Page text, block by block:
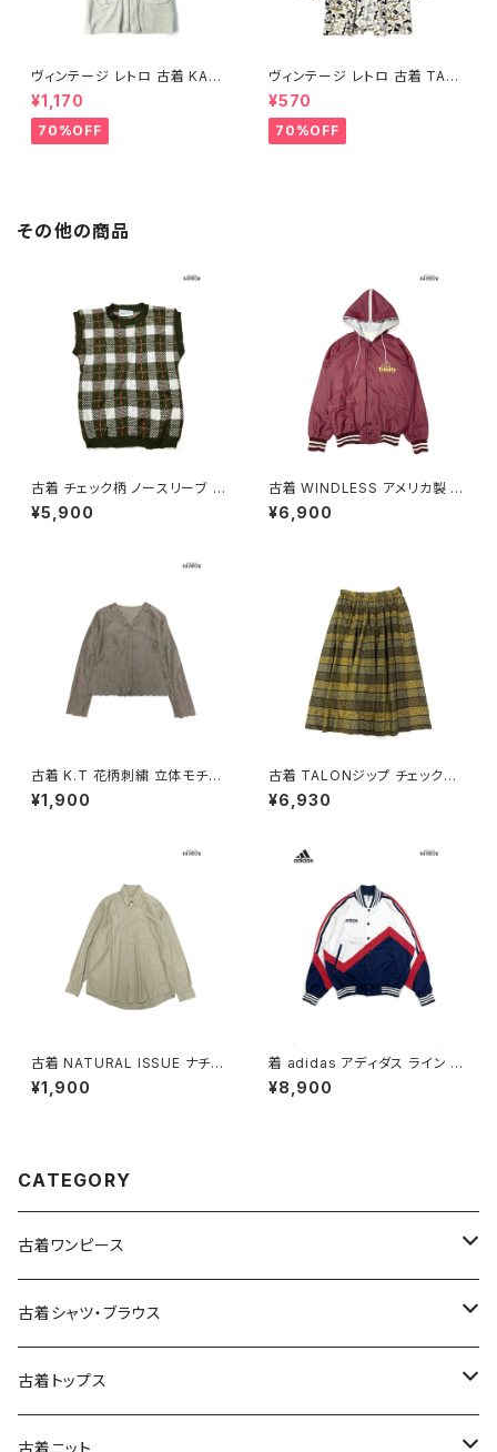
ヴィンテージ レトロ 古着 KARI
STEN BLAKE アメリカ製 無地
ウール アウター ガウン 白 グレ
ー (ttu2310037)
¥1,170
70%OFF
ヴィンテージ レトロ 古着 TAU
RUS 総柄 アウター 柄羽織り 白
ベージュ (ttu2310004)
¥570
70%OFF
その他の商品
古着 チェック柄 ノースリーブ ベ
スト 緑 (ttu2501125)
¥5,900
古着 WINDLESS アメリカ製 前
開き 無地 ワンポイント ナイロ
ン100％ 長袖 アウター ライトジ
¥6,900
古着 K.T 花柄刺繍 立体モチー
フ 前開き 無地 リネン 長袖 ブラ
ウス こげ茶 (ttu2509069)
¥1,900
古着 TALONジップ チェック柄
コットン 膝丈 スカート 黄 (ba2
607010)
¥6,930
古着 NATURAL ISSUE ナチュ
ラルイシュー 前開き 無地 コット
ン100％ 長袖 シャツ ベージュ
¥1,900
着 adidas アディダス ライン メ
ッシュ ロゴ 刺繍 前開き 無地 長
袖 アウター ライトジャケット 白
¥8,900
CATEGORY
古着ワンピース
古着長袖ワンピース
古着半袖ワンピース
古着ノースリーブワンピース
古着シャツ・ブラウス
古着長袖シャツ・ブラウス
古着半袖シャツ・ブラウス
古着トップス
古着スウェット&パーカー
古着ニット